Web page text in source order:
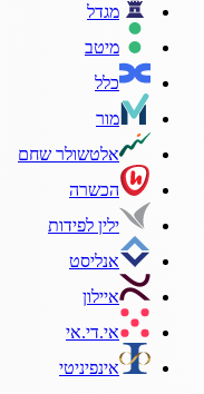
מגדל
מיטב
כלל
מור
אלטשולר שחם
הכשרה
ילין לפידות
אנליסט
איילון
אי.די.אי
אינפיניטי